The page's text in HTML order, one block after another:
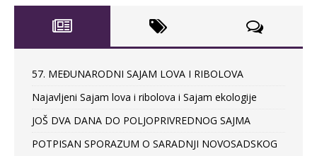
57. MEĐUNARODNI SAJAM LOVA I RIBOLOVA
Najavljeni Sajam lova i ribolova i Sajam ekologije
JOŠ DVA DANA DO POLJOPRIVREDNOG SAJMA
POTPISAN SPORAZUM O SARADNJI NOVOSADSKOG